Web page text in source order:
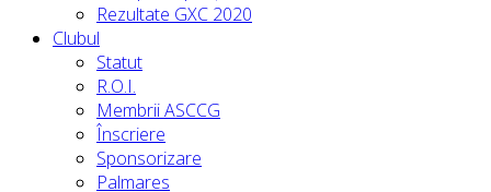
Rezultate GXC 2020
Clubul
Statut
R.O.I.
Membrii ASCCG
Înscriere
Sponsorizare
Palmares